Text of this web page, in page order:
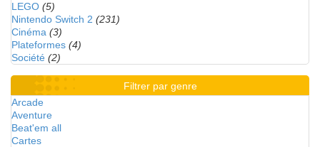
LEGO (5)
Nintendo Switch 2 (231)
Cinéma (3)
Plateformes (4)
Société (2)
Filtrer par genre
Arcade
Aventure
Beat'em all
Cartes